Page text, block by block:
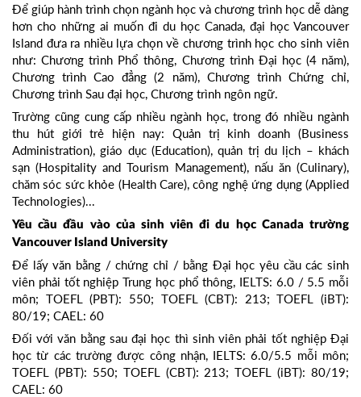
Để giúp hành trình chọn ngành học và chương trình học dễ dàng
hơn cho những ai muốn đi du học Canada, đại học Vancouver
Island đưa ra nhiều lựa chọn về chương trình học cho sinh viên
như: Chương trình Phổ thông, Chương trình Đại học (4 năm),
Chương trình Cao đẳng (2 năm), Chương trình Chứng chỉ,
Chương trình Sau đại học, Chương trình ngôn ngữ.
Trường cũng cung cấp nhiều ngành học, trong đó nhiều ngành
thu hút giới trẻ hiện nay: Quản trị kinh doanh (Business
Administration), giáo dục (Education), quản trị du lịch – khách
sạn (Hospitality and Tourism Management), nấu ăn (Culinary),
chăm sóc sức khỏe (Health Care), công nghệ ứng dụng (Applied
Technologies)...
Yêu cầu đầu vào của sinh viên đi du học Canada trường
Vancouver Island University
Để lấy văn bằng / chứng chỉ / bằng Đại học yêu cầu các sinh
viên phải tốt nghiệp Trung học phổ thông, IELTS: 6.0 / 5.5 mỗi
môn; TOEFL (PBT): 550; TOEFL (CBT): 213; TOEFL (iBT):
80/19; CAEL: 60
Đối với văn bằng sau đại học thì sinh viên phải tốt nghiệp Đại
học từ các trường được công nhận, IELTS: 6.0/5.5 mỗi môn;
TOEFL (PBT): 550; TOEFL (CBT): 213; TOEFL (iBT): 80/19;
CAEL: 60